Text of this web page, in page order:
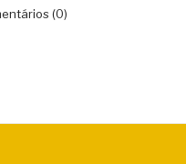
(0)